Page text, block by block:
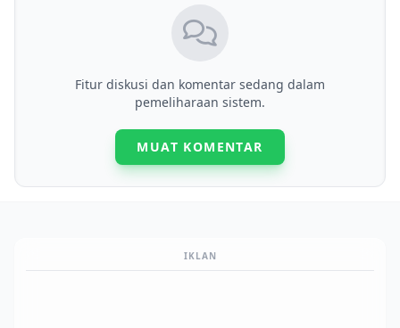
Fitur diskusi dan komentar sedang dalam
pemeliharaan sistem.
MUAT KOMENTAR
IKLAN